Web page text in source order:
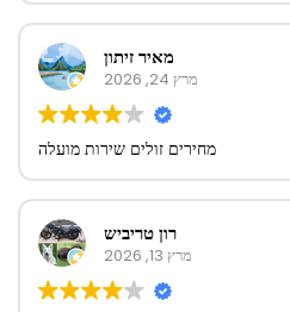
פנים חנות מדהימה בהצלחה מכל ❤️
🙏
מאיר זיתון
מרץ 24, 2026
מחירים זולים שירות מועלה
רון טריביש
מרץ 13, 2026